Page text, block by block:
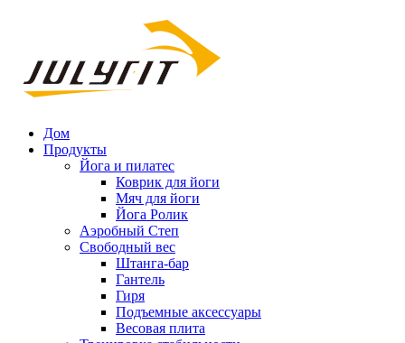
Дом
Продукты
Йога и пилатес
Коврик для йоги
Мяч для йоги
Йога Ролик
Аэробный Степ
Свободный вес
Штанга-бар
Гантель
Гиря
Подъемные аксессуары
Весовая плита